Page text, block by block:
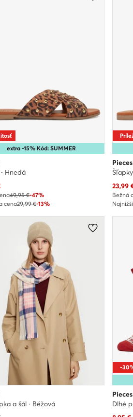
extra -15% Kód: SUMMER
Hnedá
cena
49,95 €-47%
cena29,99 €-13%
Pieces
23,99
Bežná
a šál · Béžová
-
Pieces
Dlhé